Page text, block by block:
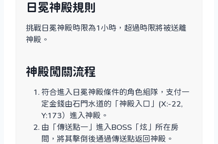
日冕神殿規則
挑戰日冕神殿時限為1小時，超過時限將被送離
神殿。
神殿闖關流程
符合進入日冕神殿條件的角色組隊，支付一
定金錢由石門水道的「神殿入口」(X:-22,
Y:173）進入神殿。
由「傳送點一」進入BOSS「炫」所在房
間，將其擊倒後通過傳送點返回神殿。